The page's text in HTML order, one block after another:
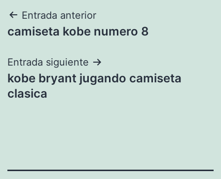
Navegación
de
entradas
Entrada anterior
camiseta kobe numero 8
Entrada siguiente
kobe bryant jugando camiseta
clasica